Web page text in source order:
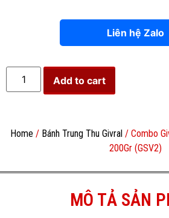
Liên hệ Zalo
Add to cart
Home / Bánh Trung Thu Givral / Combo
200Gr (GSV2)
MÔ TẢ SẢN